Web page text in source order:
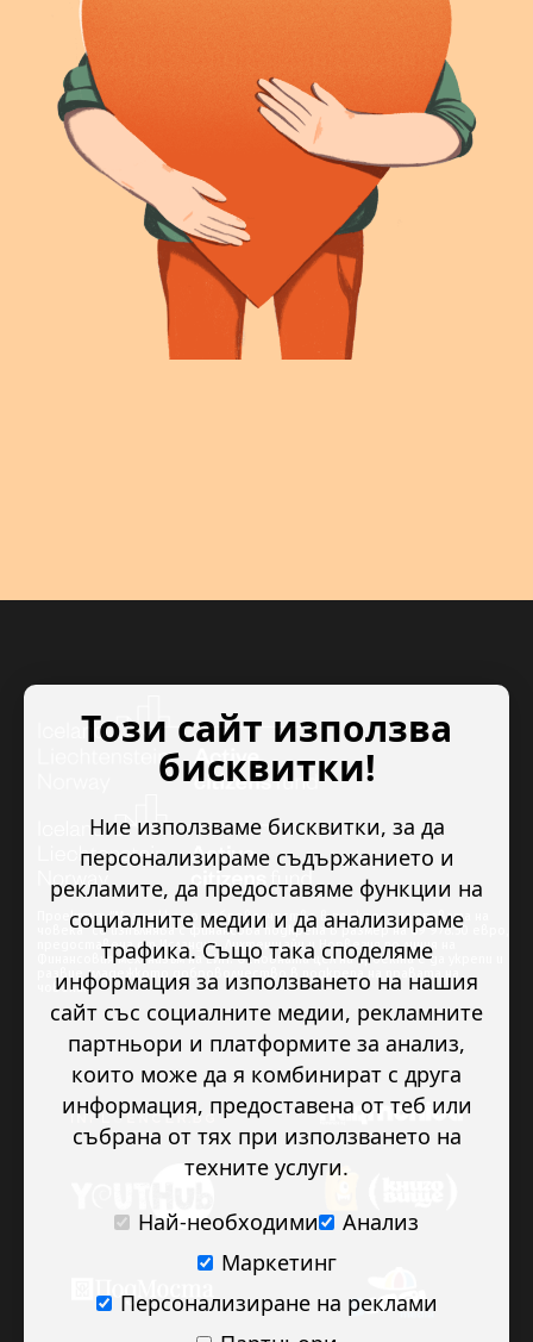
Проектът “Младежкото доброволчество в подкрепа на правата на
човека” се изпълнява с финансова подкрепа в размер на 89 978.50 евро,
предоставена от Исландия, Лихтенщайн и Норвегия по линия на
Финансовия механизъм на ЕИП. Основната цел на проекта е да укрепи и
развие младежкото доброволчество в подкрепа на правата на
човека.
Този сайт използва
бисквитки!
Ние използваме бисквитки, за да
персонализираме съдържанието и
рекламите, да предоставяме функции на
социалните медии и да анализираме
трафика. Също така споделяме
информация за използването на нашия
сайт със социалните медии, рекламните
партньори и платформите за анализ,
които може да я комбинират с друга
информация, предоставена от теб или
събрана от тях при използването на
техните услуги.
Най-необходими
Анализ
Маркетинг
Персонализиране на реклами